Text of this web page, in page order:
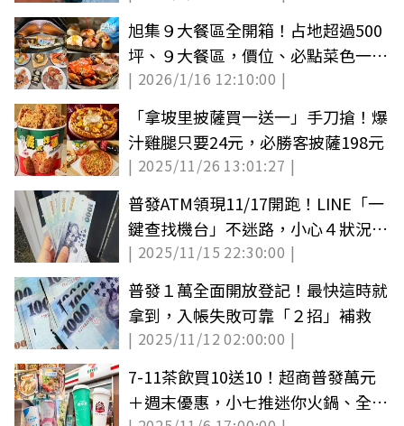
旭集９大餐區全開箱！占地超過500
坪、９大餐區，價位、必點菜色一次
收
| 2026/1/16 12:10:00 |
「拿坡里披薩買一送一」手刀搶！爆
汁雞腿只要24元，必勝客披薩198元
| 2025/11/26 13:01:27 |
普發ATM領現11/17開跑！LINE「一
鍵查找機台」不迷路，小心４狀況無
法領
| 2025/11/15 22:30:00 |
普發１萬全面開放登記！最快這時就
拿到，入帳失敗可靠「２招」補救
| 2025/11/12 02:00:00 |
7-11茶飲買10送10！超商普發萬元
＋週末優惠，小七推迷你火鍋、全家